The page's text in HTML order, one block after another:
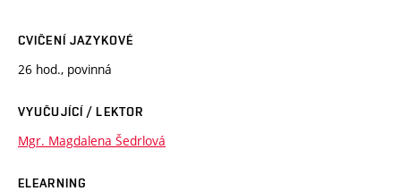
CVIČENÍ JAZYKOVÉ
26 hod., povinná
VYUČUJÍCÍ / LEKTOR
Mgr. Magdalena Šedrlová
ELEARNING